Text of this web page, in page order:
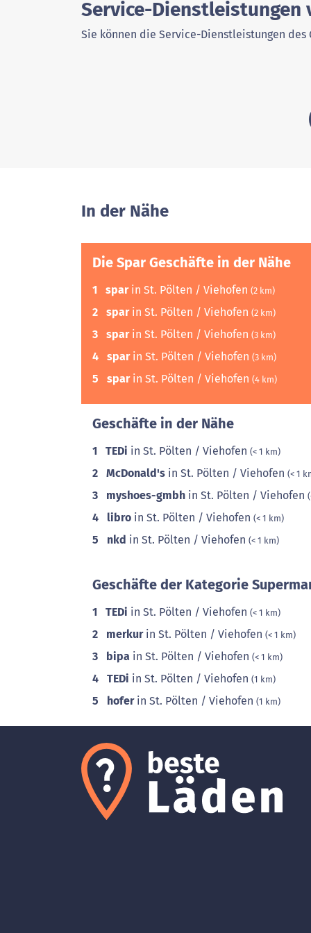
Service-Dienstleistungen
Sie können die Service-Dienstleistungen des
In der Nähe
Die Spar Geschäfte in der Nähe
1 sparin St. Pölten / Viehofen (2 km)
2 sparin St. Pölten / Viehofen (2 km)
3 sparin St. Pölten / Viehofen (3 km)
4 sparin St. Pölten / Viehofen (3 km)
5 sparin St. Pölten / Viehofen (4 km)
Geschäfte in der Nähe
1 TEDi in St. Pölten / Viehofen (< 1 km)
2 McDonald's in St. Pölten / Viehofen (< 1
3 myshoes-gmbh in St. Pölten / Viehofen
4 libro in St. Pölten / Viehofen (< 1 km)
5 nkd in St. Pölten / Viehofen (< 1 km)
Geschäfte der Kategorie
1 TEDi in St. Pölten / Viehofen (< 1 km)
2 merkurin St. Pölten / Viehofen (< 1 km)
3 bipa in St. Pölten / Viehofen (< 1 km)
4 TEDi in St. Pölten / Viehofen (1 km)
5 hoferin St. Pölten / Viehofen (1 km)